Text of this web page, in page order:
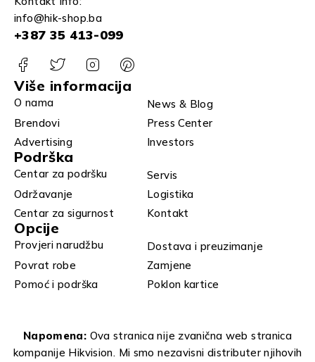
info@hik-shop.ba
+387 35 413-099
Više informacija
O nama
News & Blog
Brendovi
Press Center
Advertising
Investors
Podrška
Centar za podršku
Servis
Održavanje
Logistika
Centar za sigurnost
Kontakt
Opcije
Provjeri narudžbu
Dostava i preuzimanje
Povrat robe
Zamjene
Pomoć i podrška
Poklon kartice
Napomena: Ova stranica nije zvanična web stranica
kompanije Hikvision. Mi smo nezavisni distributer njihovih